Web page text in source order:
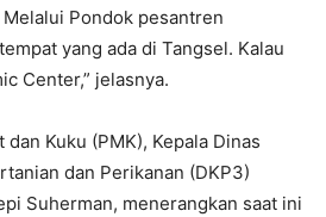
Pondok pesantren
yang ada di Tangsel. Kalau
Center,” jelasnya.
Kuku (PMK), Kepala Dinas
dan Perikanan (DKP3)
Suherman, menerangkan saat ini